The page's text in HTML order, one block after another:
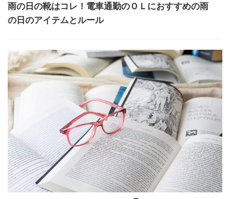
雨の日の靴はコレ！電車通勤のＯＬにおすすめの雨
の日のアイテムとルール